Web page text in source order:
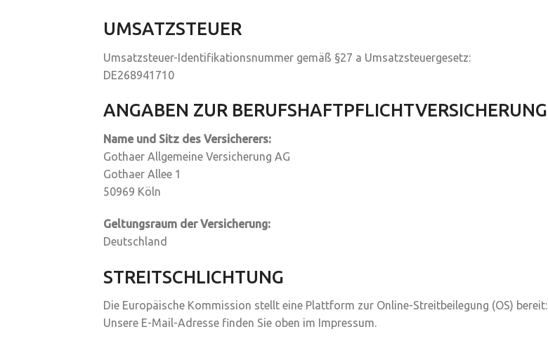
UMSATZSTEUER
Umsatzsteuer-Identifikationsnummer gemäß §27 a Umsatzsteuergesetz:
DE268941710
ANGABEN ZUR BERUFSHAFTPFLICHTVERSICHERUNG
Name und Sitz des Versicherers:
Gothaer Allgemeine Versicherung AG
Gothaer Allee 1
50969 Köln
Geltungsraum der Versicherung:
Deutschland
STREITSCHLICHTUNG
Die Europäische Kommission stellt eine Plattform zur Online-Streitbeilegung (OS) bereit:
Unsere E-Mail-Adresse finden Sie oben im Impressum.